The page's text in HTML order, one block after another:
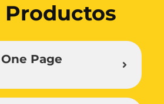
Productos
One Page